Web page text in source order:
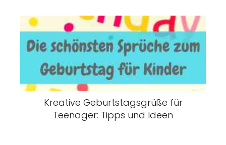
Kreative Geburtstagsgrüße für
Teenager: Tipps und Ideen